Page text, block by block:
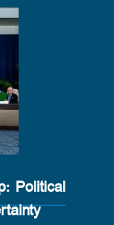
Political